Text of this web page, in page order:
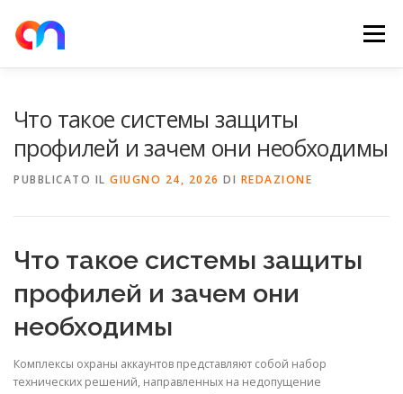
contenuto
Menu
Что такое системы защиты
профилей и зачем они необходимы
PUBBLICATO IL GIUGNO 24, 2026 DI REDAZIONE
Что такое системы защиты
профилей и зачем они
необходимы
Комплексы охраны аккаунтов представляют собой набор
технических решений, направленных на недопущение